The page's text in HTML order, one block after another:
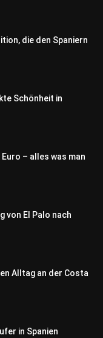
die den Spaniern
Schönheit in
– alles was man
von El Palo nach
Alltag an der Costa
in Spanien